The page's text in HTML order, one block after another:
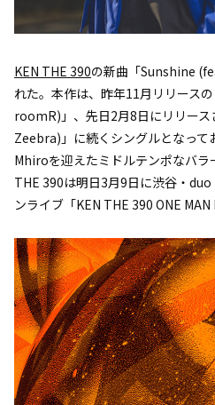
KEN THE 390の新曲「Sunshine
れた。本作は、昨年11月リリース
roomR)」、先日2月8日にリリース
Zeebra)」に続くシングルとなって
Mhiroを迎えたミドルテンポなバラ
THE 390は明日3月9日に渋谷・duo
ンライブ「KEN THE 390 ONE MAN